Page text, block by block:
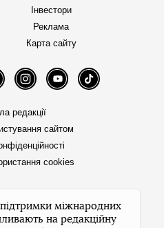
Інвестори
Реклама
Карта сайту
Twitter InstagramYouTube TikTok
редакції
сайтом
cookies
міжнародних
на редакційну